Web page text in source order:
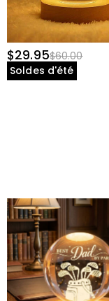
$29.95$60.00
Soldes d'été